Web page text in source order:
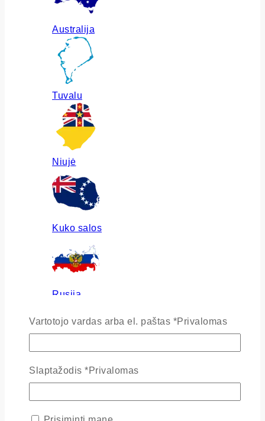
Australija
Tuvalu
Niujė
Kuko salos
Rusija
Vartotojo vardas arba el. paštas *Privalomas
Slaptažodis *Privalomas